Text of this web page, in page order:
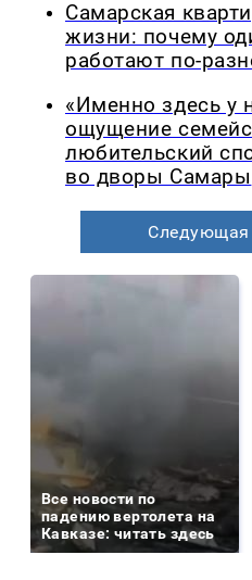
Самарская
жизни: почему
работают по-
«Именно здесь у
ощущение
любительский
во дворы Самары
Следующая
Все новости по
падению вертолета на
Кавказе: читать здесь